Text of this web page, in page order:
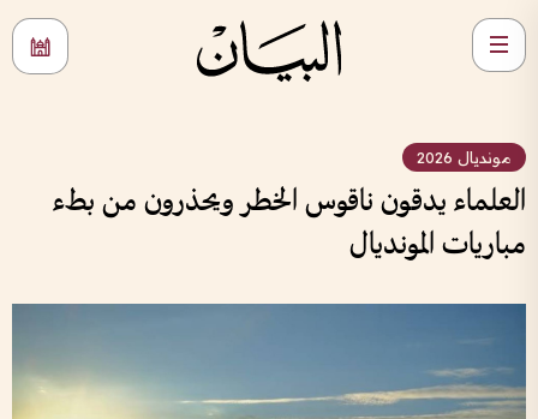
مونديال 2026
العلماء يدقون ناقوس الخطر ويحذرون من بطء
مباريات المونديال